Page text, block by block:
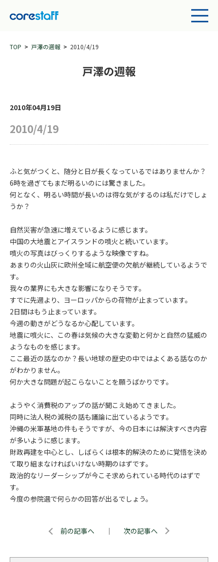
TOP 戸澤の週報 2010/4/19
戸澤の週報
2010年04月19日
2010/4/19
ふと気がつくと、随分と日が長くなっているではありませんか？
6時を過ぎてもまだ明るいのには驚きました。
何となく、明るい時間が長いのは得な気がするのは私だけでしょ
うか？
自然災害が急速に増えているように感じます。
中国の大地震とアイスランドの噴火と続いています。
噴火の写真はびっくりするような映像ですね。
あまりの火山灰に欧州全域に航空便の欠航が継続しているようで
す。
我々の業界にも大きな影響になりそうです。
すでに先週より、ヨーロッパからの荷物が止まっています。
2日間はもう止まっています。
今週の動きがどうなるか心配しています。
地震に噴火に、この春は気候の大きな変動と何かと自然の猛威の
ようなものを感じます。
ここ最近の話なのか？長い地球の歴史の中ではよくある話なのか
がわかりません。
何か大きな問題が起こらないことを願うばかりです。
ようやく消費税のアップの話が聞こえ始めてきました。
同時に法人税の減税の話も議論に出ているようです。
沖縄の米軍基地の件もそうですが、今の日本には解決すべき内容
が多いように感じます。
財政再建を中心とし、しばらくは根本的解決のために覚悟を決め
て取り組まなければいけない時期のはずです。
政治的なリーダーシップが今こそ求められている時代のはずで
す。
今度の参院選で何らかの回答が出るでしょう。
前の記事へ ｜ 次の記事へ